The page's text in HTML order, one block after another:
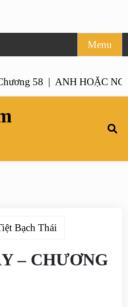
Menu
58 |ANH HOẶC NGƯỜI
Bạch Thái
– CHƯƠNG